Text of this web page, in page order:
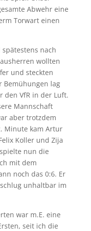
Abwehr eine
Torwart einen
nach
wollten
und steckten
Bemühungen lag
den VfR in der Luft.
Mannschaft
aber trotzdem
Minute kam Artur
Koller und Zija
nun die
mit dem
noch das 0:6. Er
unhaltbar im
war m.E. eine
seit ich die